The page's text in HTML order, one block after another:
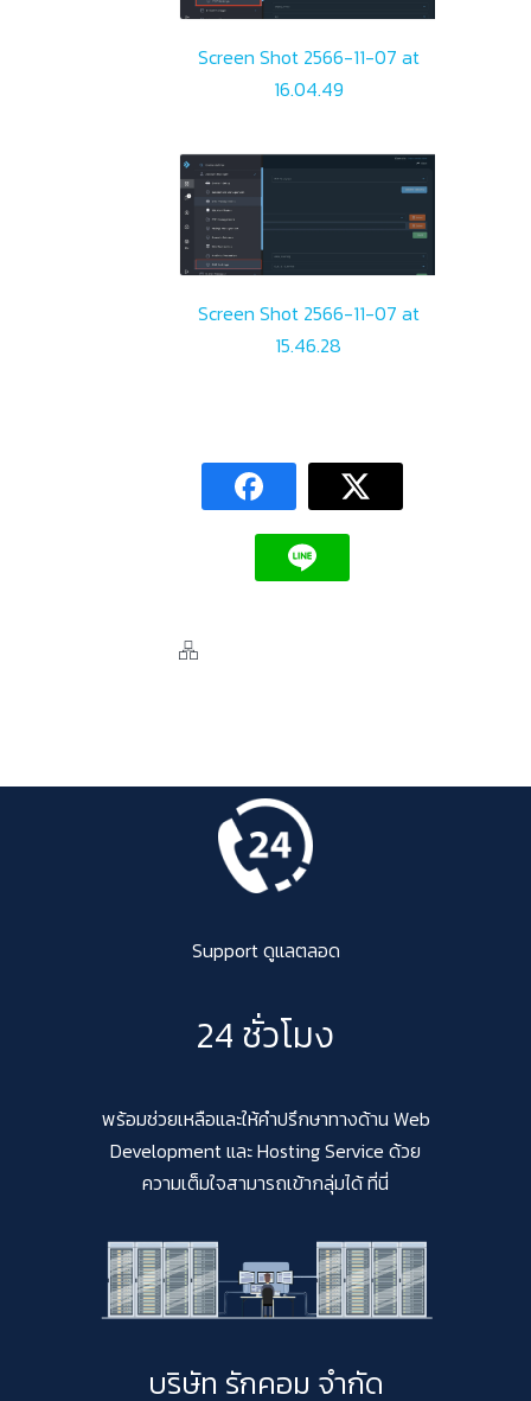
Screen Shot 2566-11-07 at
16.04.49
Screen Shot 2566-11-07 at
15.46.28
Support ดูแลตลอด
24 ชั่วโมง
พร้อมช่วยเหลือและให้คำปรึกษาทางด้าน Web
Development และ Hosting Service ด้วย
ความเต็มใจสามารถเข้ากลุ่มได้ ที่นี่
บริษัท รักคอม จำกัด